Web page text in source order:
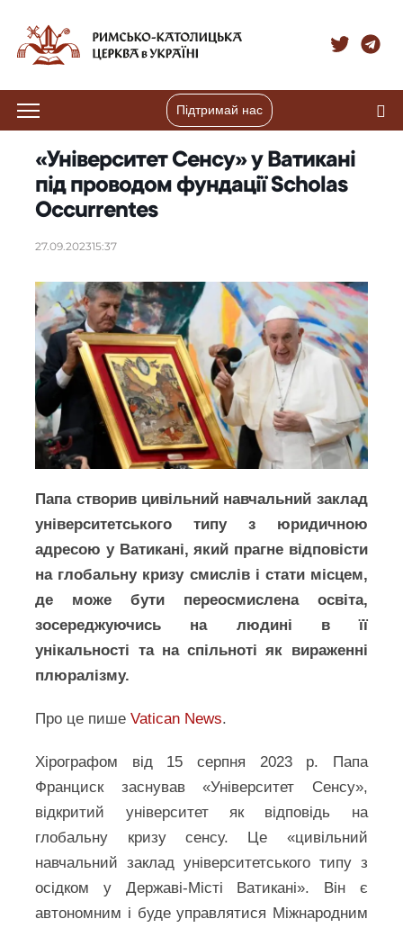
Підтримай нас
«Університет Сенсу» у Ватикані
під проводом фундації Scholas
Occurrentes
27.09.202315:37
Папа створив цивільний навчальний заклад
університетського типу з юридичною
адресою у Ватикані, який прагне відповісти
на глобальну кризу смислів і стати місцем,
де може бути переосмислена освіта,
зосереджуючись на людині в її
унікальності та на спільноті як вираженні
плюралізму.
Про це пишеVatican News.
Хірографом від 15 серпня 2023 р. Папа
Франциск заснував «Університет Сенсу»,
відкритий університет як відповідь на
глобальну кризу сенсу. Це «цивільний
навчальний заклад університетського типу з
осідком у Державі-Місті Ватикані». Він є
автономним і буде управлятися Міжнародним